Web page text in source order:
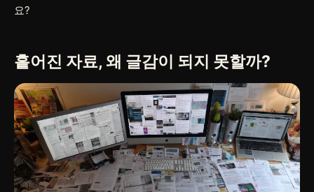
요?
흩어진 자료, 왜 글감이 되지 못할까?